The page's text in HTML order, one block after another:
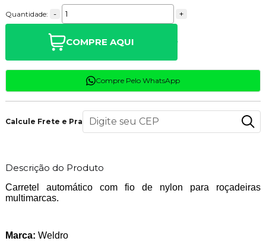
Quantidade: - +
COMPRE AQUI
Compre Pelo WhatsApp
Calcule Frete e Prazo
Descrição do Produto
Carretel automático com fio de nylon para roçadeiras
multimarcas.
Marca: Weldro